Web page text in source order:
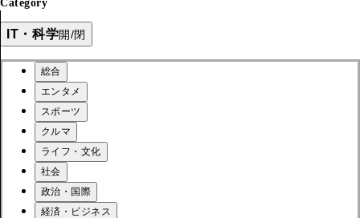
Category
IT・科学開/閉
総合
エンタメ
スポーツ
クルマ
ライフ・文化
社会
政治・国際
経済・ビジネス